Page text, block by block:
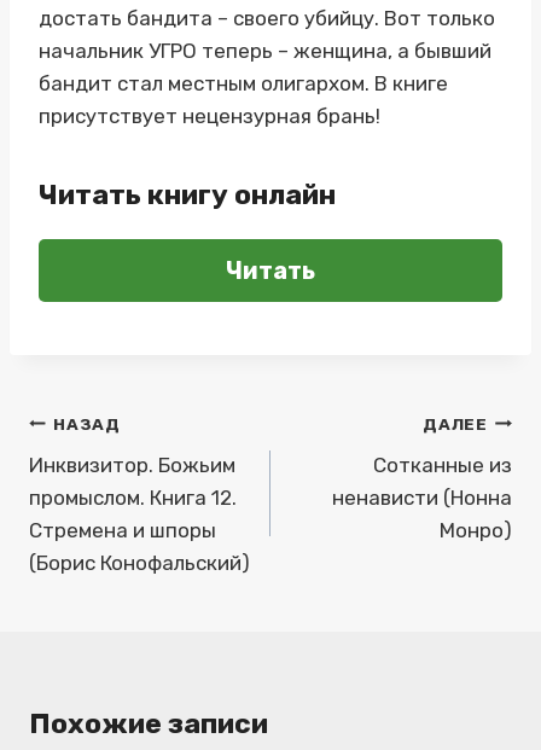
достать бандита – своего убийцу. Вот только
начальник УГРО теперь – женщина, а бывший
бандит стал местным олигархом. В книге
присутствует нецензурная брань!
Читать книгу онлайн
Читать
Навигация
по
записям
НАЗАД
Инквизитор. Божьим
промыслом. Книга 12.
Стремена и шпоры
(Борис Конофальский)
ДАЛЕЕ
Сотканные из
ненависти (Нонна
Монро)
Похожие записи